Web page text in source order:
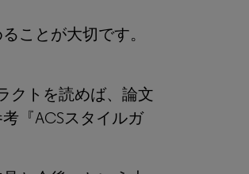
ことが大切です。
クトを読めば、論文
『ACSスタイルガ